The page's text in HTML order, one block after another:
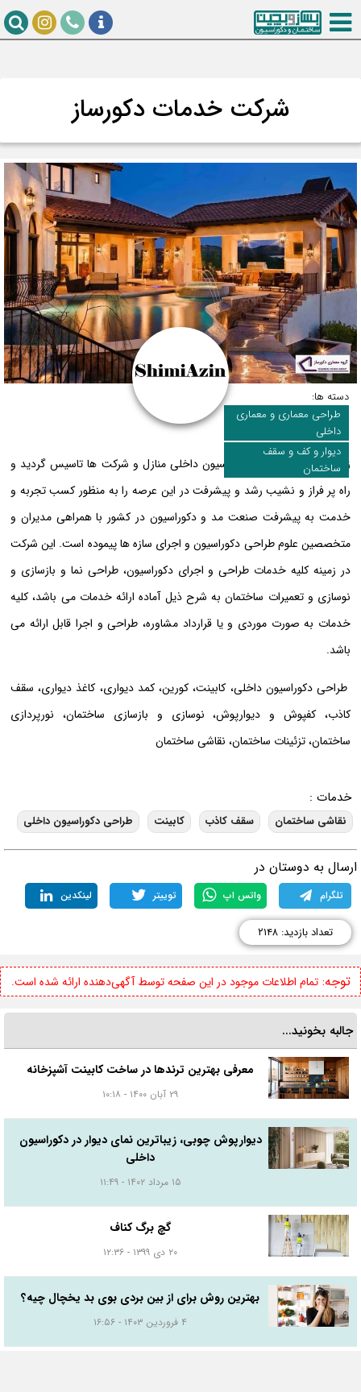
شرکت خدمات دکورساز
دسته ها:
طراحی معماری و معماری
داخلی
دیوار و کف و سقف
ساختمان
زمینه طراحی و اجرای دکوراسیون داخلی منازل و شرکت ها تاسیس گردید و
راه پر فراز و نشیب رشد و پیشرفت در این عرصه را به منظور کسب تجربه و
خدمت به پیشرفت صنعت مد و دکوراسیون در کشور با همراهی مدیران و
متخصصین علوم طراحی دکوراسیون و اجرای سازه ها پیموده است. این شرکت
در زمینه کلیه خدمات طراحی و اجرای دکوراسیون، طراحی نما و بازسازی و
نوسازی و تعمیرات ساختمان به شرح ذیل آماده ارائه خدمات می باشد، کلیه
خدمات به صورت موردی و یا قرارداد مشاوره، طراحی و اجرا قابل ارائه می
باشد.
طراحی دکوراسیون داخلی، کابینت، کورین، کمد دیواری، کاغذ دیواری، سقف
کاذب، کفپوش و دیوارپوش، نوسازی و بازسازی ساختمان، نورپردازی
ساختمان، تزئینات ساختمان، نقاشی ساختمان
خدمات :
نقاشی ساختمان سقف کاذب کابینت طراحی دکوراسیون داخلی
به دوستان در
تلگرام واتس اپ توییتر لینکدین
تعداد بازدید: ۲۱۴۸
توجه:تمام اطلاعات موجود در این صفحه توسط آگهی‌دهنده ارائه شده است.
جالبه بخونید...
معرفی بهترین ترندها در ساخت کابینت آشپزخانه
۲۹ آبان ۱۴۰۰ - ۱۰:۱۸
دیوارپوش چوبی، زیباترین نمای دیوار در دکوراسیون
داخلی
۱۵ مرداد ۱۴۰۲ - ۱۱:۴۹
گچ برگ کناف
۲۰ دی ۱۳۹۹ - ۱۲:۳۶
بهترین روش برای از بین بردی بوی بد یخچال چیه؟